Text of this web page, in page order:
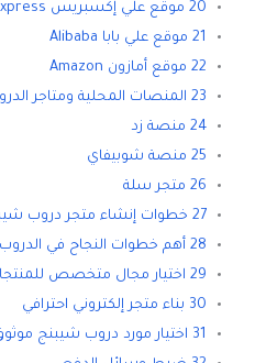
20 موقع علي إكسبريس AliExpress
21 موقع علي بابا Alibaba
22 موقع أمازون Amazon
23 المنصات المحلية ومتاجر الدروب شيبنج في السعودية
24 منصة زد
25 منصة شوبيفاي
26 متجر سلة
27 خطوات إنشاء متجر دروب شيبنج في السعودية
28 أهم خطوات النجاح في الدروب شيبنج للمبتدئين
29 اختيار مجال متخصص للمنتجات
30 بناء متجر إلكتروني احترافي
31 اختيار مورد دروب شيبنج موثوق